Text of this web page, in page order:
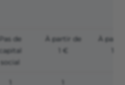
Pas de
capital
social
À partir de
1 €
À